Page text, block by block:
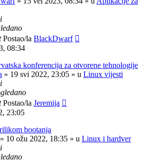
Postao/la BlackDwarf
08:34
konferencija za otvorene tehnologije
» 19 svi 2022, 23:05 » u Linux vijesti
Postao/la Jeremija
23:05
bootanja
» 10 ožu 2022, 18:35 » u Linux i hardver